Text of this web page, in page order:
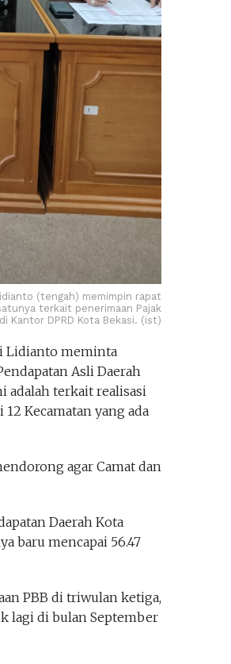
(tengah) memimpin rapat
terkait penerimaan Pajak
Kantor DPRD Kota Bekasi. (ist)
Lidianto meminta
Asli Daerah
adalah terkait realisasi
Kecamatan yang ada
agar Camat dan
Daerah Kota
baru mencapai 56.47
PBB di triwulan ketiga,
lagi di bulan September